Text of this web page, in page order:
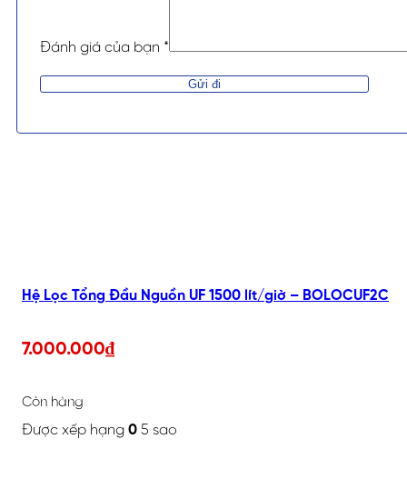
Đánh giá của bạn *
Hệ Lọc Tổng Đầu Nguồn UF 1500 lít/giờ – BOLOCUF2C
7.000.000₫
Còn hàng
Được xếp hạng 0 5 sao